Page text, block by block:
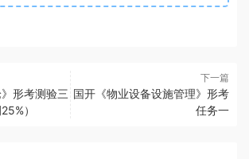
形考测验三
）
下一篇
国开《物业设备设施管理》形考
任务一